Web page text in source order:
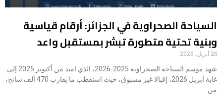
السياحة الصحراوية في الجزائر: أرقام قياسية
وبنية تحتية متطورة تبشر بمستقبل واعد
26 أبريل، 2026
شهد موسم السياحة الصحراوية 2025-2026، الذي امتد من أكتوبر 2025 إلى
غاية أبريل 2026، إقبالا غير مسبوق، حيث استقطب ما يقارب 470 ألف سائح،
من